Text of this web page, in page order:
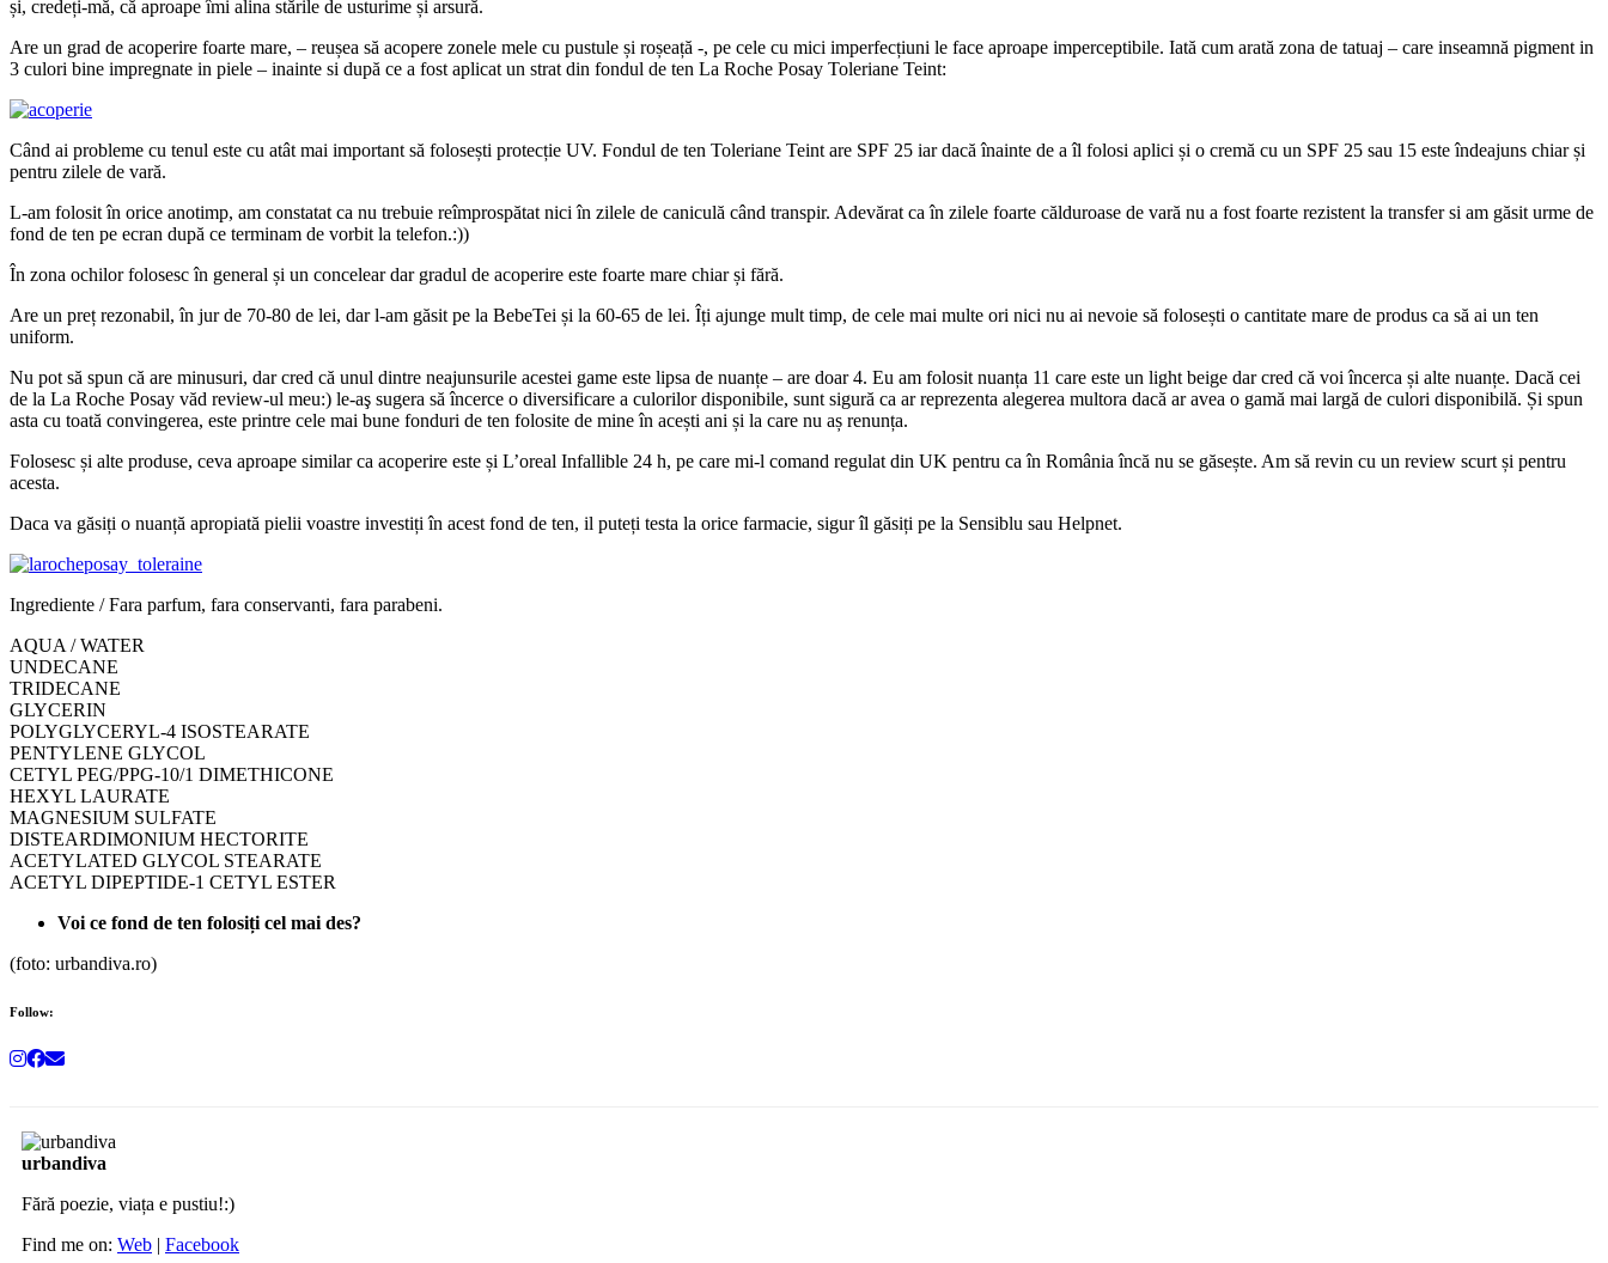
și, credeți-mă, că aproape îmi alina stările de usturime și arsură.
Are un grad de acoperire foarte mare, – reușea să acopere zonele mele cu pustule și roșeață -, pe cele cu mici imperfecțiuni le face aproape imperceptibile. Iată cum arată zona de tatuaj – care inseamnă pigment in
3 culori bine impregnate in piele – inainte si după ce a fost aplicat un strat din fondul de ten La Roche Posay Toleriane Teint:
Când ai probleme cu tenul este cu atât mai important să folosești protecție UV. Fondul de ten Toleriane Teint are SPF 25 iar dacă înainte de a îl folosi aplici și o cremă cu un SPF 25 sau 15 este îndeajuns chiar și
pentru zilele de vară.
L-am folosit în orice anotimp, am constatat ca nu trebuie reîmprospătat nici în zilele de caniculă când transpir. Adevărat ca în zilele foarte călduroase de vară nu a fost foarte rezistent la transfer si am găsit urme de
fond de ten pe ecran după ce terminam de vorbit la telefon.:))
În zona ochilor folosesc în general și un concelear dar gradul de acoperire este foarte mare chiar și fără.
Are un preț rezonabil, în jur de 70-80 de lei, dar l-am găsit pe la BebeTei și la 60-65 de lei. Îți ajunge mult timp, de cele mai multe ori nici nu ai nevoie să folosești o cantitate mare de produs ca să ai un ten
uniform.
Nu pot să spun că are minusuri, dar cred că unul dintre neajunsurile acestei game este lipsa de nuanțe – are doar 4. Eu am folosit nuanța 11 ­care este un light beige dar cred că voi încerca și alte nuanțe. Dacă cei
de la La Roche Posay văd review-ul meu:) le-aş sugera să încerce o diversificare a culorilor disponibile, sunt sigură ca ar reprezenta alegerea multora dacă ar avea o gamă mai largă de culori disponibilă. Și spun
asta cu toată convingerea, este printre cele mai bune fonduri de ten folosite de mine în acești ani și la care nu aș renunța.
Folosesc și alte produse, ceva aproape similar ca acoperire este și L’oreal Infallible 24 h, pe care mi-l comand regulat din UK pentru ca în România încă nu se găsește. Am să revin cu un review scurt și pentru
acesta.
Daca va găsiți o nuanță apropiată pielii voastre investiți în acest fond de ten, il puteți testa la orice farmacie, sigur îl găsiți pe la Sensiblu sau Helpnet.
Ingrediente / Fara parfum, fara conservanti, fara parabeni.
AQUA / WATER
UNDECANE
TRIDECANE
GLYCERIN
POLYGLYCERYL-4 ISOSTEARATE
PENTYLENE GLYCOL
CETYL PEG/PPG-10/1 DIMETHICONE
HEXYL LAURATE
MAGNESIUM SULFATE
DISTEARDIMONIUM HECTORITE
ACETYLATED GLYCOL STEARATE
ACETYL DIPEPTIDE-1 CETYL ESTER
Voi ce fond de ten folosiți cel mai des?
(foto: urbandiva.ro)
Follow:
urbandiva
Fără poezie, viața e pustiu!:)
Find me on: Web | Facebook